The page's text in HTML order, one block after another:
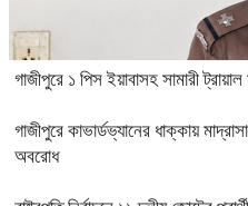
গাজীপুরে ১ পিস ইয়াবাসহ সামারী
গাজীপুরে কাভার্ডভ্যানের ধাক্কায়
অবরোধ